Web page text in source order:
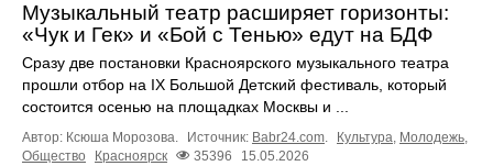
Музыкальный театр расширяет горизонты:
«Чук и Гек» и «Бой с Тенью» едут на БДФ
Сразу две постановки Красноярского музыкального театра
прошли отбор на IX Большой Детский фестиваль, который
состоится осенью на площадках Москвы и ...
Автор: Ксюша Морозова. Источник: Babr24.com. Культура, Молодежь,
Общество
Красноярск 35396 15.05.2026